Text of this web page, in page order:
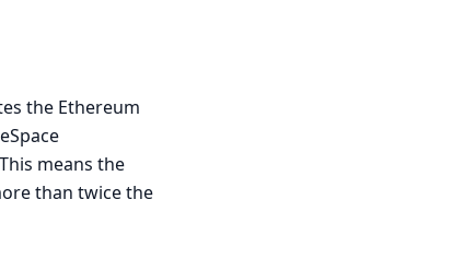
the Ethereum
means the
than twice the